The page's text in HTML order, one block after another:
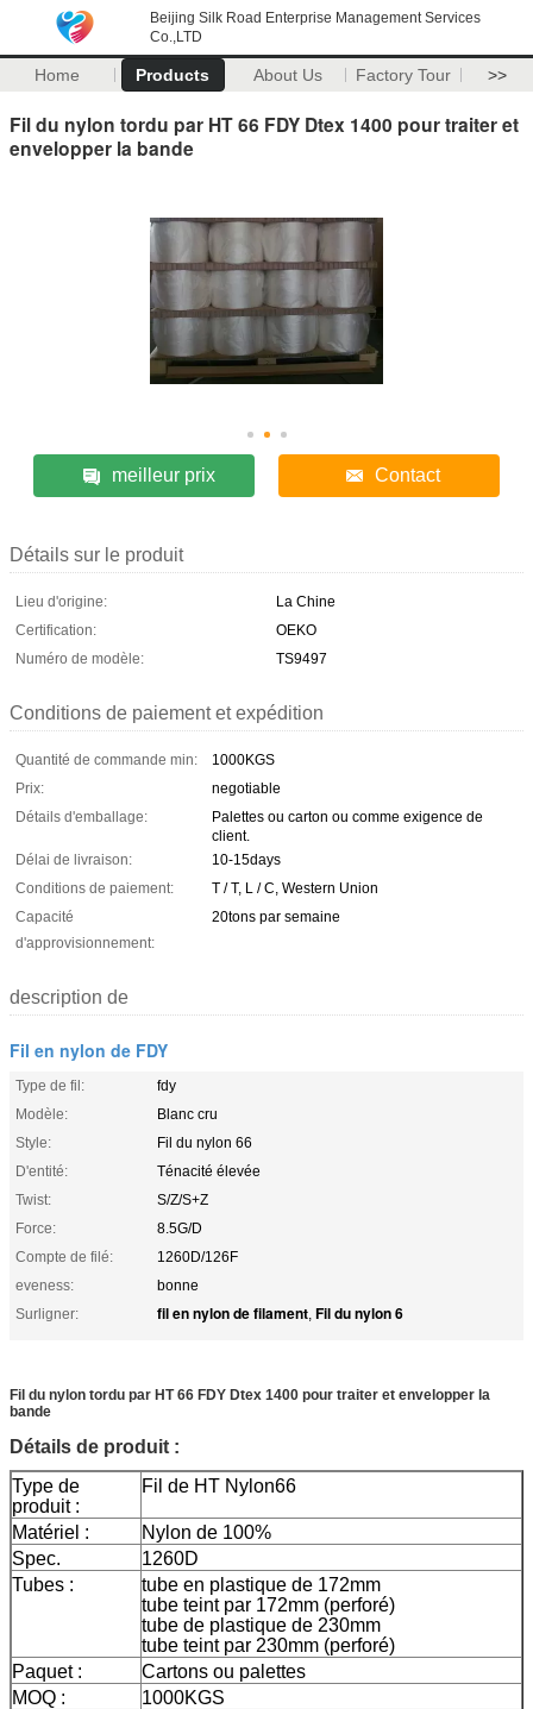
Beijing Silk Road Enterprise Management Services
Co.,LTD
Home Products About Us Factory Tour >>
Fil du nylon tordu par HT 66 FDY Dtex 1400 pour traiter et
envelopper la bande
meilleur prix Contact
Détails sur le produit
Lieu d'origine:
La Chine
Certification:
OEKO
Numéro de modèle:
TS9497
Conditions de paiement et expédition
Quantité de commande min:
1000KGS
Prix:
negotiable
Détails d'emballage:
Palettes ou carton ou comme exigence de
client.
Délai de livraison:
10-15days
Conditions de paiement:
T / T, L / C, Western Union
Capacité
d'approvisionnement:
20tons par semaine
description de
Fil en nylon de FDY
Type de fil:
fdy
Modèle:
Blanc cru
Style:
Fil du nylon 66
D'entité:
Ténacité élevée
Twist:
S/Z/S+Z
Force:
8.5G/D
Compte de filé:
1260D/126F
eveness:
bonne
Surligner:
fil en nylon de filament, Fil du nylon 6
Fil du nylon tordu par HT 66 FDY Dtex 1400 pour traiter et envelopper la
bande
Détails de produit :
Type de
produit :
Fil de HT Nylon66
Matériel :
Nylon de 100%
Spec.
1260D
Tubes :
tube en plastique de 172mm
tube teint par 172mm (perforé)
tube de plastique de 230mm
tube teint par 230mm (perforé)
Paquet :
Cartons ou palettes
MOQ :
1000KGS